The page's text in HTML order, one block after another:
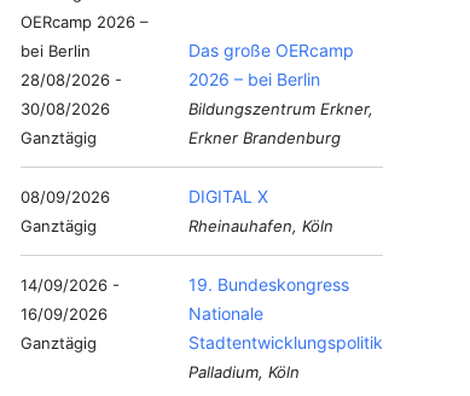
28/08/2026 -
30/08/2026
Ganztägig
Das große OERcamp
2026 – bei Berlin
Bildungszentrum Erkner,
Erkner Brandenburg
08/09/2026
Ganztägig
DIGITAL X
Rheinauhafen, Köln
14/09/2026 -
16/09/2026
Ganztägig
19. Bundeskongress
Nationale
Stadtentwicklungspolitik
Palladium, Köln